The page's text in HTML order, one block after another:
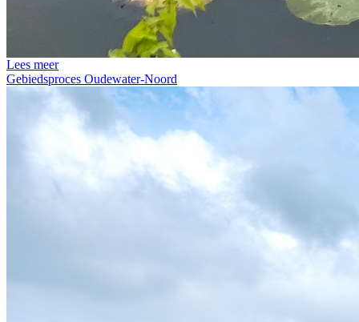
Lees meer
Gebiedsproces Oudewater-Noord